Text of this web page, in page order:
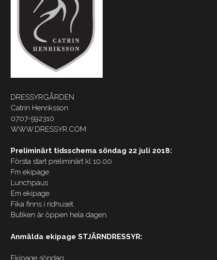
DRESSYRGÅRDEN
Catrin Henriksson
0707-592310
WWW.DRESSYR.COM
Preliminärt tidsschema söndag 22 juli 2018:
Första start preliminärt kl 10.00
Fm ekipage
Lunchpaus
Em ekipage
Fika finns i ridhuset.
Butiken är öppen hela dagen.
Anmälda ekipage STJÄRNDRESSYR:
Ekipage söndag